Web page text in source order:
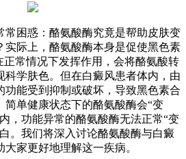
常困惑：酪氨酸酶究竟是帮助皮肤变
实际上，酪氨酸酶本身是促使黑色素
正常情况下发挥作用，会将酪氨酸转
科学肤色。但在白癜风患者体内，由
功能受到抑制或破坏，导致黑色素合
简单健康状态下的酪氨酸酶会“变
，功能异常的酪氨酸酶无法正常“变
。我们将深入讨论酪氨酸酶与白癜
家更好地理解这一疾病。